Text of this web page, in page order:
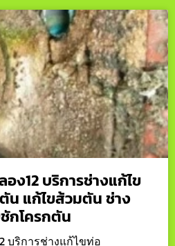
ง12 บริการช่างแก้ไข
แก้ไขส้วมตัน ช่าง
กโครกตัน
บริการช่างแก้ไขท่อ